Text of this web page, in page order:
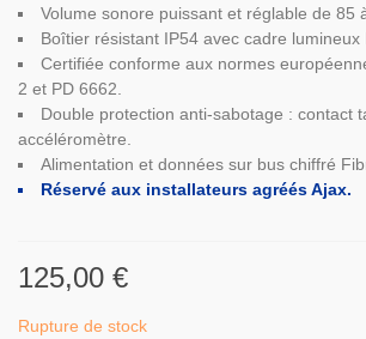
Volume sonore puissant et réglable de 85
Boîtier résistant IP54 avec cadre lumineux
Certifiée conforme aux normes
2 et PD 6662.
Double protection anti-sabotage : contact
accéléromètre.
Alimentation et données sur bus chiffré
Réservé aux installateurs agréés Ajax.
125,00 €
Rupture de stock